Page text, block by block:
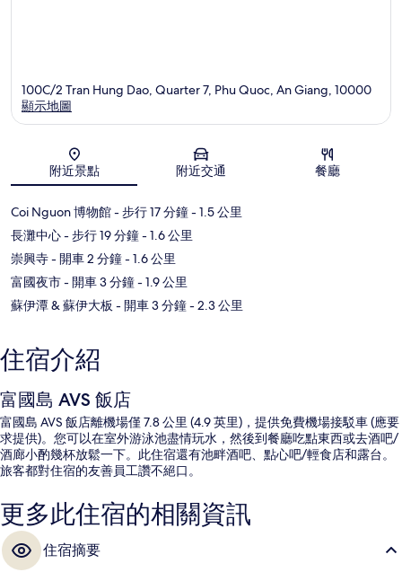
地圖
100C/2 Tran Hung Dao, Quarter 7, Phu Quoc, An Giang, 10000
顯示地圖
附近景點 附近交通 餐廳
Coi Nguon 博物館- 步行 17 分鐘- 1.5 公里
長灘中心- 步行 19 分鐘- 1.6 公里
崇興寺- 開車 2 分鐘- 1.6 公里
富國夜市- 開車 3 分鐘- 1.9 公里
蘇伊潭 & 蘇伊大板 - 開車 3 分鐘- 2.3 公里
住宿介紹
富國島 AVS 飯店
富國島 AVS 飯店離機場僅 7.8 公里 (4.9 英里)，提供免費機場接駁車 (應要
求提供)。您可以在室外游泳池盡情玩水，然後到餐廳吃點東西或去酒吧/
酒廊小酌幾杯放鬆一下。此住宿還有池畔酒吧、點心吧/輕食店和露台。
旅客都對住宿的友善員工讚不絕口。
更多此住宿的相關資訊
住宿摘要